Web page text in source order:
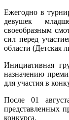
Ежегодно в
девушек
своеобразным
сил перед
области (Детская
Инициативная
назначению
для участия в
После 01
представленных
конкурса.